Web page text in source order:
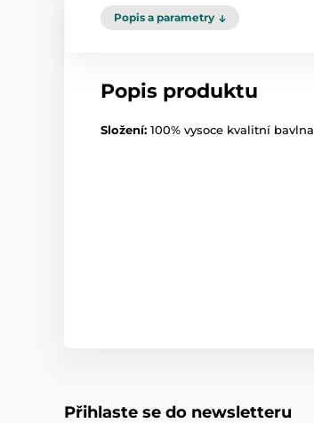
Popis a parametry
Popis produktu
Složení: 100% vysoce kvalitní bavlna
Přihlaste se do newsletteru